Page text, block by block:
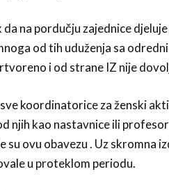
da na pordučju zajednice
od tih uduženja sa
i od strane IZ nije
koordinatorice za ženski
njih kao nastavnice ili
su ovu obavezu . Uz skromna
u proteklom periodu.